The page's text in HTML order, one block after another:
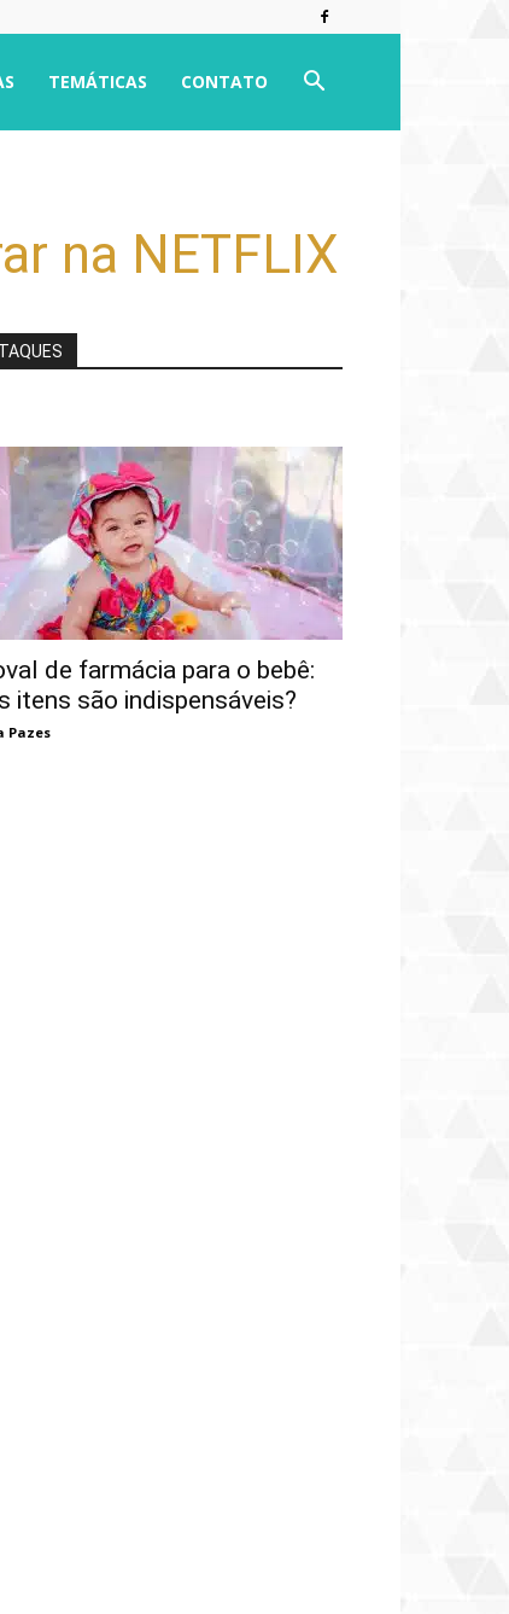
TEMÁTICAS CONTATO
na NETFLIX
de farmácia para o bebê:
itens são indispensáveis?
Pazes